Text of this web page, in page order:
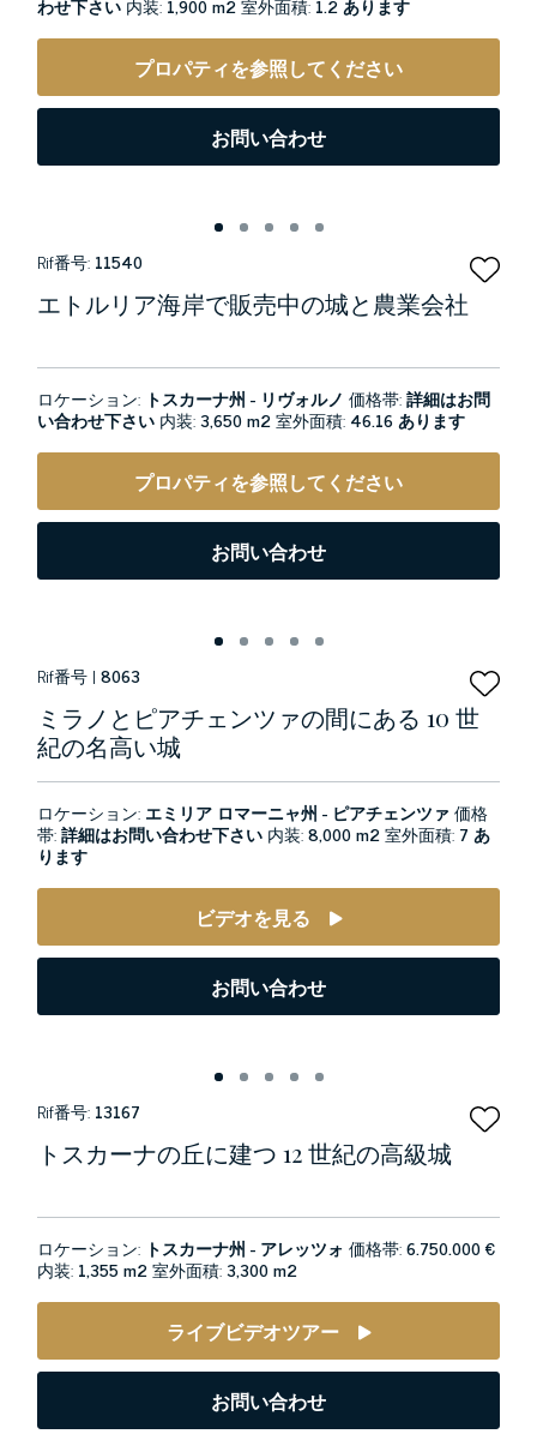
プロパティを参照してください
お問い合わせ
Rif番号: 11540
エトルリア海岸で販売中の城と農業会社
ロケーション: トスカーナ州 - リヴォルノ 価格帯:詳細はお問
い合わせ下さい 内装:3,650 m2室外面積: 46.16 あります
プロパティを参照してください
お問い合わせ
Rif番号 | 8063
ミラノとピアチェンツァの間にある 10 世
紀の名高い城
ロケーション: エミリア ロマーニャ州 - ピアチェンツァ 価格
帯:詳細はお問い合わせ下さい 内装:8,000 m2室外面積: 7 あ
ります
ビデオを見る
お問い合わせ
Rif番号: 13167
トスカーナの丘に建つ 12 世紀の高級城
ロケーション: トスカーナ州 - アレッツォ 価格帯:6.750.000 €
内装: 1,355 m2室外面積:3,300 m2
ライブビデオツアー
お問い合わせ